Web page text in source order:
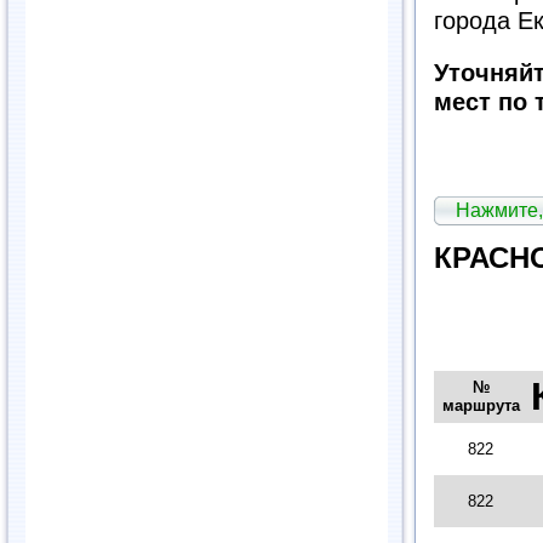
города
мест по
№
маршрута
822
822